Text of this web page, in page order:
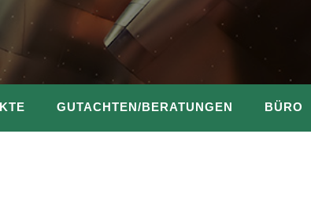
GUTACHTEN/BERATUNGEN BÜRO